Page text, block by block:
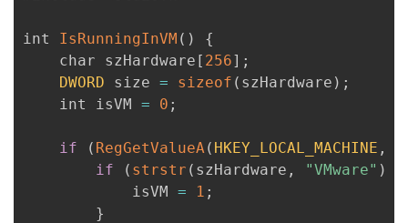
int IsRunningInVM ( )
{
    char szHardware
[ 256] ;
DWORD size = sizeof ( szHardware ) ;
    int isVM
= 0 ;
if ( RegGetValueA( HKEY_LOCAL_MACHINE ,
if
( strstr ( szHardware , "VMware" )
            isVM
= 1 ;
}